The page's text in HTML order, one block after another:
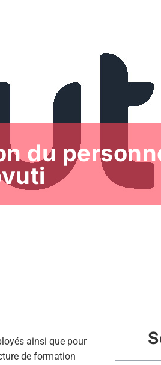
du
ainsi que pour
de formation